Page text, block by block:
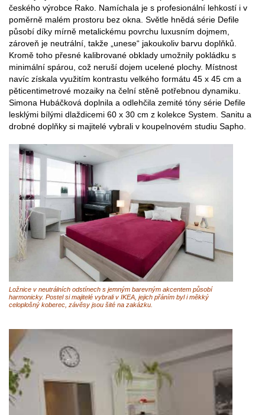
českého výrobce Rako. Namíchala je s profesionální lehkostí i v
poměrně malém prostoru bez okna. Světle hnědá série Defile
působí díky mírně metalickému povrchu luxusním dojmem,
zároveň je neutrální, takže „unese“ jakoukoliv barvu doplňků.
Kromě toho přesné kalibrované obklady umožnily pokládku s
minimální spárou, což neruší dojem ucelené plochy. Místnost
navíc získala využitím kontrastu velkého formátu 45 x 45 cm a
pěticentimetrové mozaiky na čelní stěně potřebnou dynamiku.
Simona Hubáčková doplnila a odlehčila zemité tóny série Defile
lesklými bílými dlaždicemi 60 x 30 cm z kolekce System. Sanitu a
drobné doplňky si majitelé vybrali v koupelnovém studiu Sapho.
Ložnice v neutrálních odstínech s jemným barevným akcentem působí
harmonicky. Postel si majitelé vybrali v IKEA, jejich přáním byl i měkký
celoplošný koberec, závěsy jsou šité na zakázku.